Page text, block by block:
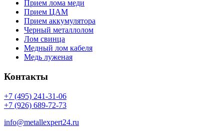
Прием лома меди
Прием ЦАМ
Прием аккумулятора
Черный металлолом
Лом свинца
Медный лом кабеля
Медь луженая
Контакты
+7 (495) 241-31-06
+7 (926) 689-72-73
info@metallexpert24.ru